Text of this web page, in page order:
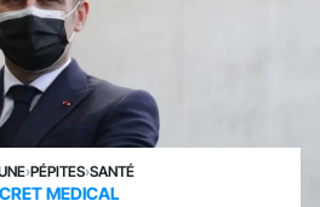
›PÉPITES›SANTÉ
MEDICAL